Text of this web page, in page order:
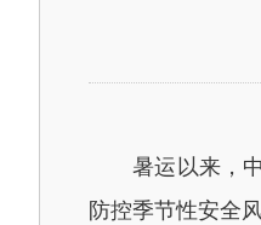
暑运以来，中
防控季节性安全